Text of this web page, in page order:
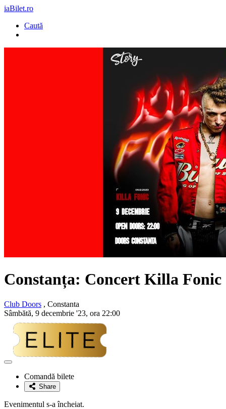
iaBilet.ro
Caută
Constanța: Concert Killa Fonic
Club Doors , Constanta
Sâmbătă, 9 decembrie '23, ora 22:00
Adaugă
favoriteComandă bilete
Share
Evenimentul s-a încheiat.